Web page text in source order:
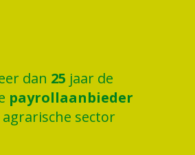
dan 25 jaar de
payrollaanbieder
agrarische sector